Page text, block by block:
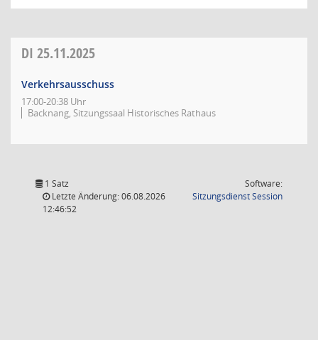
DI 25.11.2025
Verkehrsausschuss
17:00-20:38 Uhr
Backnang, Sitzungssaal Historisches Rathaus
1 Satz
Letzte Änderung: 06.08.2026
12:46:52
Software:
SitzungsdienstSession(Wird in